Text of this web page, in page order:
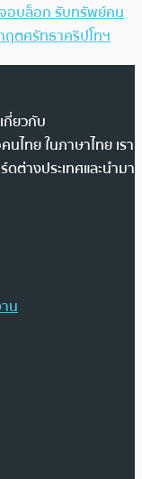
อบล็อก รับทรัพย์คน
ฤตศรัทธาคริปโทฯ
กี่ยวกับ
ไทย ในภาษาไทย เรา
ต่างประเทศและนำมา
น